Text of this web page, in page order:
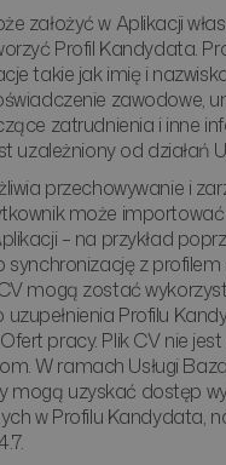
założyć w Aplikacji
Profil Kandydata.
takie jak imię i
zawodowe,
zatrudnienia i inne
uzależniony od działań
przechowywanie i
może
– na przykład
synchronizację z
mogą zostać
Profilu
pracy. Plik CV nie
W ramach Usługi
mogą uzyskać dostęp
w Profilu Kandydata,